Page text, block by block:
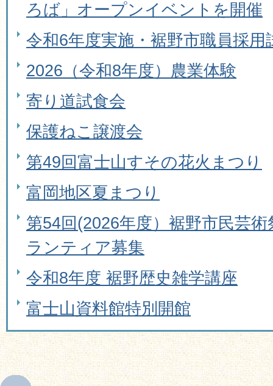
ろば」オープンイベントを開催
令和6年度実施・裾野市職員採用
2026（令和8年度）農業体験
寄り道試食会
保護ねこ譲渡会
第49回富士山すその花火まつり
富岡地区夏まつり
第54回(2026年度）裾野市民芸
ランティア募集
令和8年度 裾野歴史雑学講座
富士山資料館特別開館